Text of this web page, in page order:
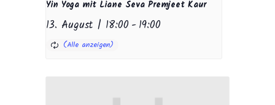
Yin Yoga mit Liane Seva Premjeet Kaur
13. August | 18:00 -19:00